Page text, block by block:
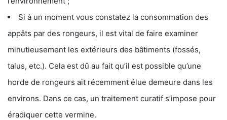
Si à un moment vous constatez la consommation des
appâts par des rongeurs, il est vital de faire examiner
minutieusement les extérieurs des bâtiments (fossés,
talus, etc.). Cela est dû au fait qu’il est possible qu’une
horde de rongeurs ait récemment élue demeure dans les
environs. Dans ce cas, un traitement curatif s’impose pour
éradiquer cette vermine.